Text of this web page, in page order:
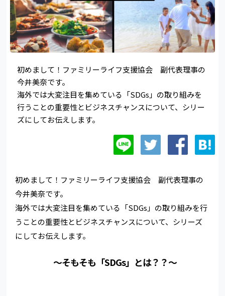
初めまして！ファミリーライフ支援協会 副代表理事の
今井美奈です。
海外では大変注目を集めている「SDGs」の取り組みを
行うことの重要性とビジネスチャンスについて、シリー
ズにしてお伝えします。
初めまして！ファミリーライフ支援協会 副代表理事の
今井美奈です。
海外では大変注目を集めている「SDGs」の取り組みを行
うことの重要性とビジネスチャンスについて、シリーズ
にしてお伝えします。
～そもそも「SDGs」とは？？～